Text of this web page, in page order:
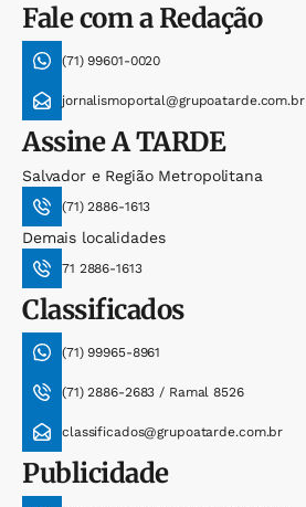
Fale com a Redação
(71) 99601-0020
jornalismoportal@grupoatarde.com.br
AssineA TARDE
Salvador e Região Metropolitana
(71) 2886-1613
Demais localidades
71 2886-1613
Classificados
(71) 99965-8961
(71) 2886-2683 / Ramal 8526
classificados@grupoatarde.com.br
Publicidade